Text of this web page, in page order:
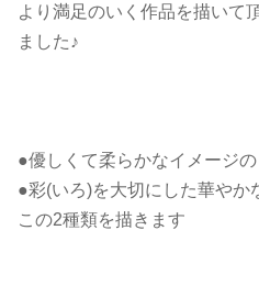
より満足のいく作品を描いて
ました♪
●優しくて柔らかなイメージの
●彩(いろ)を大切にした華やか
この2種類を描きます